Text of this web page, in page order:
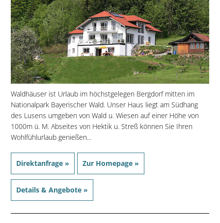
Waldhäuser ist Urlaub im höchstgelegen Bergdorf mitten im
Nationalpark Bayerischer Wald. Unser Haus liegt am Südhang
des Lusens umgeben von Wald u. Wiesen auf einer Höhe von
1000m ü. M. Abseites von Hektik u. Streß können Sie Ihren
Wohlfühlurlaub genießen...
Direktanfrage » Zur Homepage »
Details & Angebote »